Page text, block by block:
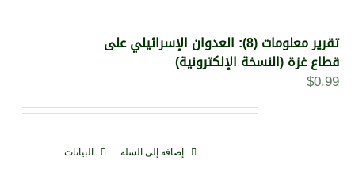
تقرير معلومات (8): العدوان الإسرائيلي على
قطاع غزة (النسخة الإلكترونية)
$0.99
إضافة إلى السلة البيانات